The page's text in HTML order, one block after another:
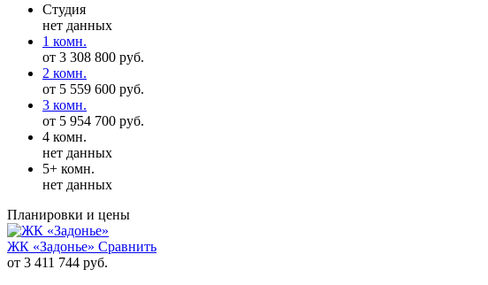
Студия
нет данных
1 комн.
от 3 308 800 руб.
2 комн.
от 5 559 600 руб.
3 комн.
от 5 954 700 руб.
4 комн.
нет данных
5+ комн.
нет данных
Планировки и цены
ЖК «Задонье» Сравнить
от 3 411 744 руб.